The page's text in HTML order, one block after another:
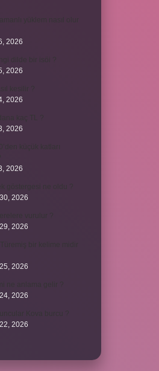
2026
2026
2026
2026
2026
2026
2026
2026
2026
2026